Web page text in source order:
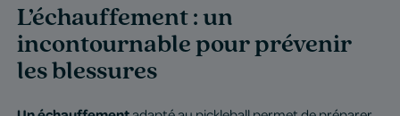
L’échauffement : un
incontournable pour prévenir
les blessures